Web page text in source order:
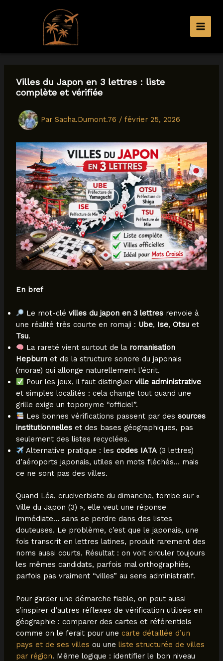
Aller
contenuVilles du Japon en 3 lettres : liste
complète et vérifiée
Par Sacha.Dumont.76 / février 25, 2026
En bref
Le mot-clévilles du japon en 3 lettres renvoie à
une réalité très courte en romaji : Ube, Ise, Otsuet
Tsu.
La rareté vient surtout de la romanisation
Hepburnet de la structure sonore du japonais
(morae) qui allonge naturellement l’écrit.
Pour les jeux, il faut distinguerville administrative
et simples localités : cela change tout quand une
grille exige un toponyme “officiel”.
Les bonnes vérifications passent par dessources
institutionnelleset des bases géographiques, pas
seulement des listes recyclées.
Alternative pratique : lescodes IATA (3 lettres)
d’aéroports japonais, utiles en mots fléchés… mais
ce ne sont pas des villes.
Quand Léa, cruciverbiste du dimanche, tombe sur «
Ville du Japon (3) », elle veut une réponse
immédiate… sans se perdre dans des listes
douteuses. Le problème, c’est que le japonais, une
fois transcrit en lettres latines, produit rarement des
noms aussi courts. Résultat : on voit circuler toujours
les mêmes candidats, parfois mal orthographiés,
parfois pas vraiment “villes” au sens administratif.
Pour garder une démarche fiable, on peut aussi
s’inspirer d’autres réflexes de vérification utilisés en
géographie : comparer des cartes et référentiels
comme on le ferait pour une carte détaillée d’un
pays et de ses villes ou une liste structurée de villes
par région. Même logique : identifier le bon niveau